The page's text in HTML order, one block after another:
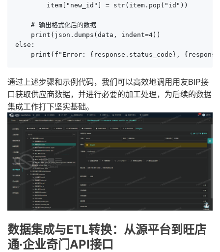
        item["new_id"] = str(item.pop("id"))
    # 输出格式化后的数据
    print(json.dumps(data, indent=4))
else:
print(f"Error: {response.status_code},
通过上述步骤和示例代码，我们可以高效地调用用友BIP接
口获取供应商数据，并进行必要的加工处理，为后续的数据
集成工作打下坚实基础。
数据集成与ETL转换：从源平台到旺店
通·企业奇门API接口